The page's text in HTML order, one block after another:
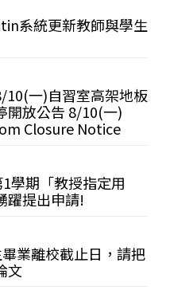
系統更新教師與學生
10(一)自習室高架地板
開放公告 8/10(一)
Closure Notice
學期「教授指定用
躍提出申請!
業離校截止日，請把
文